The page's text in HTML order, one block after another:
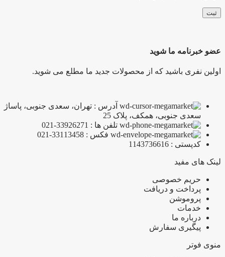
عضو خبرنامه ما شوید
اولین نفری باشید که از محصولات جدید ما مطلع می شوید.
آدرس : تهران، سعدی جنوبی، پاساژ
سعدی جنوبی، همکف، پلاک 25
تلفن ها : 33926271-021
فکس : 33113458-021
کدپستی : 1143736616
لینک های مفید
حریم خصوصی
پرداخت و دریافت
پروموشن
خدمات
درباره ما
پیگیری سفارش
منوی فوتر